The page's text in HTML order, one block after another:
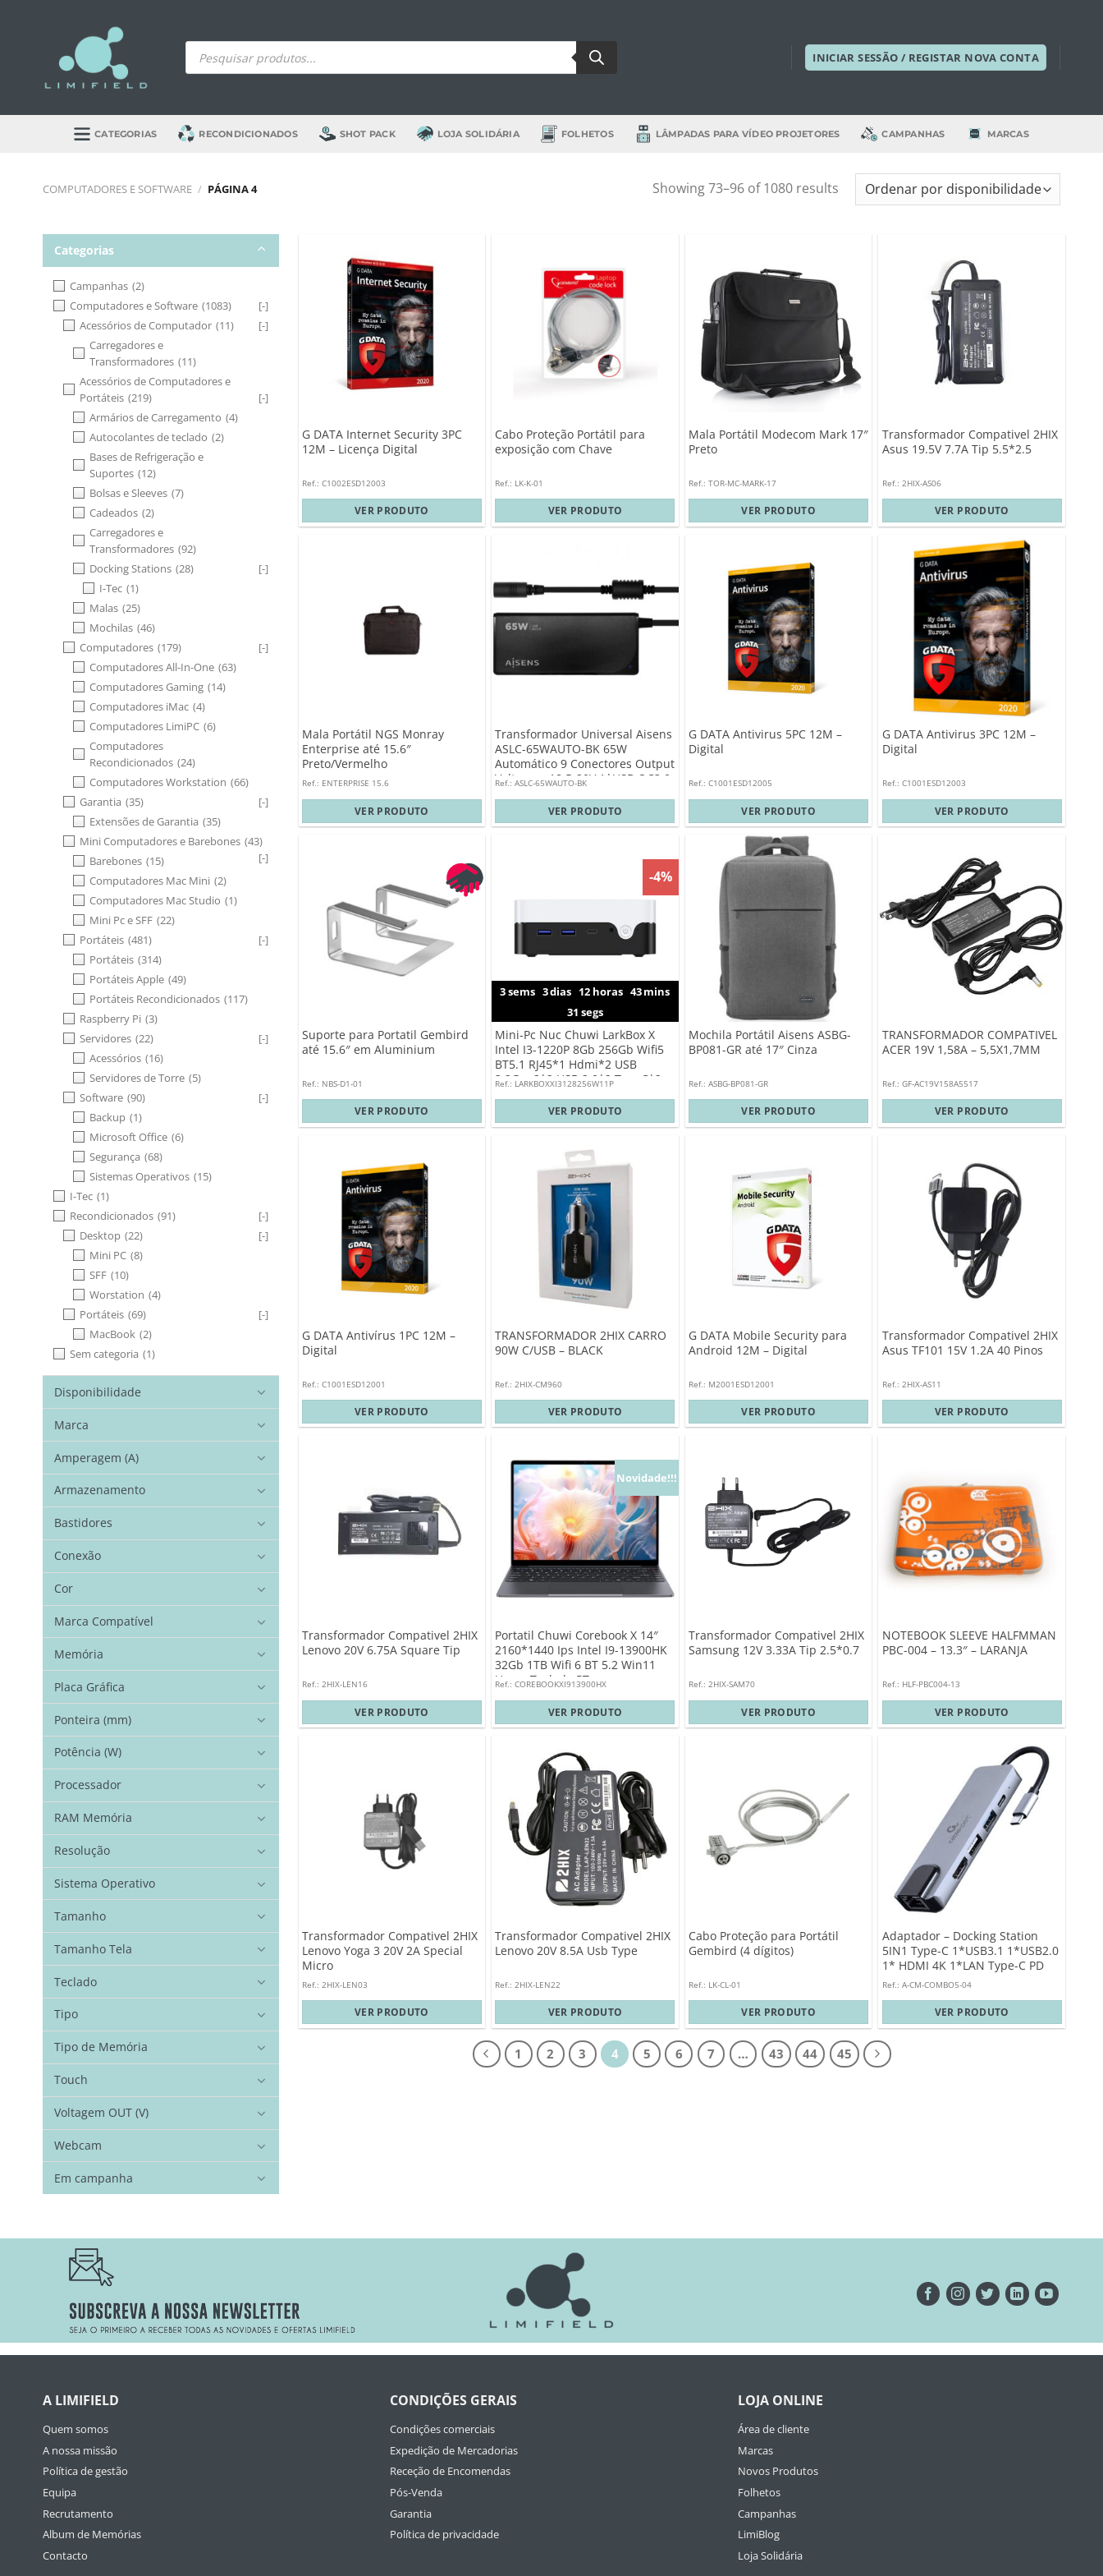
Products
search INICIAR SESSÃO / REGISTAR NOVA CONTA
CATEGORIAS RECONDICIONADOS SHOT PACK LOJA SOLIDÁRIA FOLHETOS LÂMPADAS PARA VÍDEO PROJETORES CAMPANHAS MARCAS
COMPUTADORES E SOFTWARE / PÁGINA 4 Showing 73–96 of 1080 results
Categorias
Campanhas (2)
Computadores e Software (1083)
[-]
Acessórios de Computador (11)
[-]
Carregadores e
Transformadores (11)
Acessórios de Computadores e
Portáteis (219)
[-]
Armários de Carregamento (4)
Autocolantes de teclado (2)
Bases de Refrigeração e
Suportes (12)
Bolsas e Sleeves (7)
Cadeados (2)
Carregadores e
Transformadores (92)
Docking Stations (28)
[-]
I-Tec (1)
Malas (25)
Mochilas (46)
Computadores (179)
[-]
Computadores All-In-One (63)
Computadores Gaming (14)
Computadores iMac (4)
Computadores LimiPC (6)
Computadores
Recondicionados (24)
Computadores Workstation (66)
Garantia (35)
[-]
Extensões de Garantia (35)
Mini Computadores e Barebones (43)
[-]
Barebones (15)
Computadores Mac Mini (2)
Computadores Mac Studio (1)
Mini Pc e SFF (22)
Portáteis (481)
[-]
Portáteis (314)
Portáteis Apple (49)
Portáteis Recondicionados (117)
Raspberry Pi (3)
Servidores (22)
[-]
Acessórios (16)
Servidores de Torre (5)
Software (90)
[-]
Backup (1)
Microsoft Office (6)
Segurança (68)
Sistemas Operativos (15)
I-Tec (1)
Recondicionados (91)
[-]
Desktop (22)
[-]
Mini PC (8)
SFF (10)
Worstation (4)
Portáteis (69)
[-]
MacBook (2)
Sem categoria (1)
Disponibilidade
Marca
Amperagem (A)
Armazenamento
Bastidores
Conexão
Cor
Marca Compatível
Memória
Placa Gráfica
Ponteira (mm)
Potência (W)
Processador
RAM Memória
Resolução
Sistema Operativo
Tamanho
Tamanho Tela
Teclado
Tipo
Tipo de Memória
Touch
Voltagem OUT (V)
Webcam
Em campanha
G DATA Internet Security 3PC
12M – Licença Digital
Ref.: C1002ESD12003
VER PRODUTO
Cabo Proteção Portátil para
exposição com Chave
Ref.: LK-K-01
VER PRODUTO
Mala Portátil Modecom Mark 17″
Preto
Ref.: TOR-MC-MARK-17
VER PRODUTO
Transformador Compativel 2HIX
Asus 19.5V 7.7A Tip 5.5*2.5
Ref.: 2HIX-AS06
VER PRODUTO
Mala Portátil NGS Monray
Enterprise até 15.6″
Preto/Vermelho
Ref.: ENTERPRISE 15.6
VER PRODUTO
Transformador Universal Aisens
ASLC-65WAUTO-BK 65W
Automático 9 Conectores Output
Voltagem 18.5-20V 1*USB QC3.0
Ref.: ASLC-65WAUTO-BK
VER PRODUTO
G DATA Antivirus 5PC 12M –
Digital
Ref.: C1001ESD12005
VER PRODUTO
G DATA Antivirus 3PC 12M –
Digital
Ref.: C1001ESD12003
VER PRODUTO
Suporte para Portatil Gembird
até 15.6″ em Aluminium
Ref.: NBS-D1-01
VER PRODUTO
-4%
3sems 3dias 12 horas 43mins
30 segs
Mini-Pc Nuc Chuwi LarkBox X
Intel I3-1220P 8Gb 256Gb Wifi5
BT5.1 RJ45*1 Hdmi*2 USB
3.2Gen2*2 USB 2.0*2 TypeC*2
Ref.: LARKBOXXI3128256W11P
VER PRODUTO
Mochila Portátil Aisens ASBG-
BP081-GR até 17″ Cinza
Ref.: ASBG-BP081-GR
VER PRODUTO
TRANSFORMADOR COMPATIVEL
ACER 19V 1,58A – 5,5X1,7MM
Ref.: GF-AC19V158A5517
VER PRODUTO
G DATA Antivírus 1PC 12M –
Digital
Ref.: C1001ESD12001
VER PRODUTO
TRANSFORMADOR 2HIX CARRO
90W C/USB – BLACK
Ref.: 2HIX-CM960
VER PRODUTO
G DATA Mobile Security para
Android 12M – Digital
Ref.: M2001ESD12001
VER PRODUTO
Transformador Compativel 2HIX
Asus TF101 15V 1.2A 40 Pinos
Ref.: 2HIX-AS11
VER PRODUTO
Transformador Compativel 2HIX
Lenovo 20V 6.75A Square Tip
Ref.: 2HIX-LEN16
VER PRODUTO
Novidade!!!
Portatil Chuwi Corebook X 14″
2160*1440 Ips Intel I9-13900HK
32Gb 1TB Wifi 6 BT 5.2 Win11
Home Teclado PT
Ref.: COREBOOKXI913900HX
VER PRODUTO
Transformador Compativel 2HIX
Samsung 12V 3.33A Tip 2.5*0.7
Ref.: 2HIX-SAM70
VER PRODUTO
NOTEBOOK SLEEVE HALFMMAN
PBC-004 – 13.3″ – LARANJA
Ref.: HLF-PBC004-13
VER PRODUTO
Transformador Compativel 2HIX
Lenovo Yoga 3 20V 2A Special
Micro
Ref.: 2HIX-LEN03
VER PRODUTO
Transformador Compativel 2HIX
Lenovo 20V 8.5A Usb Type
Ref.: 2HIX-LEN22
VER PRODUTO
Cabo Proteção para Portátil
Gembird (4 dígitos)
Ref.: LK-CL-01
VER PRODUTO
Adaptador – Docking Station
5IN1 Type-C 1*USB3.1 1*USB2.0
1* HDMI 4K 1*LAN Type-C PD
Ref.: A-CM-COMBO5-04
VER PRODUTO
1 2 3 4 5 6 7 … 43 44 45
A LIMIFIELD
Quem somos
A nossa missão
Política de gestão
Equipa
Recrutamento
Album de Memórias
Contacto
CONDIÇÕES GERAIS
Condições comerciais
Expedição de Mercadorias
Receção de Encomendas
Pós-Venda
Garantia
Política de privacidade
LOJA ONLINE
Área de cliente
Marcas
Novos Produtos
Folhetos
Campanhas
LimiBlog
Loja Solidária